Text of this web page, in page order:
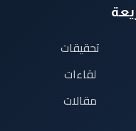
تحقيقات
لقاءات
مقالات